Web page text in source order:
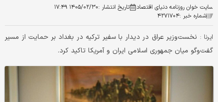
سایت خوان روزنامه دنیای اقتصاد تاریخ انتشار :۱۴۰۵/۰۲/۳۰ ۱۷:۴۹
شماره خبر :۴۲۷۱۷۰۴
ایرنا : نخست‌وزیر عراق در دیدار با سفیر ترکیه در بغداد بر حمایت از مسیر
گفت‌وگو میان جمهوری اسلامی ایران و آمریکا تاکید کرد.